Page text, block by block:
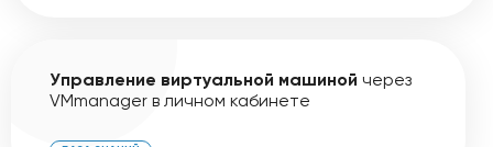
Управление виртуальной машиной через
VMmanager в личном кабинете